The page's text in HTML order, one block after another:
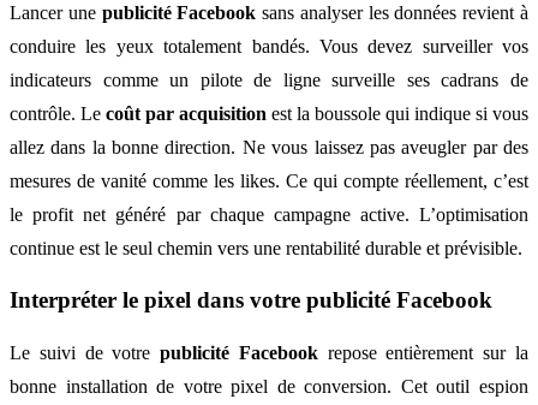
Lancer une publicité Facebook sans analyser les données revient à
conduire les yeux totalement bandés. Vous devez surveiller vos
indicateurs comme un pilote de ligne surveille ses cadrans de
contrôle. Le coût par acquisition est la boussole qui indique si vous
allez dans la bonne direction. Ne vous laissez pas aveugler par des
mesures de vanité comme les likes. Ce qui compte réellement, c’est
le profit net généré par chaque campagne active. L’optimisation
continue est le seul chemin vers une rentabilité durable et prévisible.
Interpréter le pixel dans votre publicité Facebook
Le suivi de votrepublicité Facebookrepose entièrement sur la
bonne installation de votre pixel de conversion. Cet outil espion